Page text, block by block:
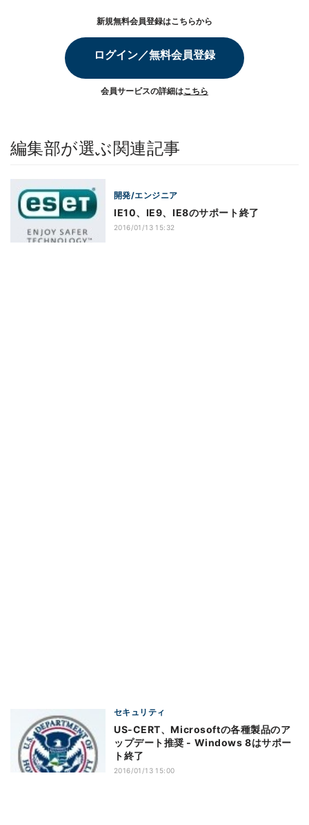
新規無料会員登録はこちらから
ログイン／無料会員登録
会員サービスの詳細はこちら
編集部が選ぶ関連記事
開発/エンジニア
IE10、IE9、IE8のサポート終了
2016/01/13 15:32
セキュリティ
US-CERT、Microsoftの各種製品のア
ップデート推奨 - Windows 8はサポー
ト終了
2016/01/13 15:00